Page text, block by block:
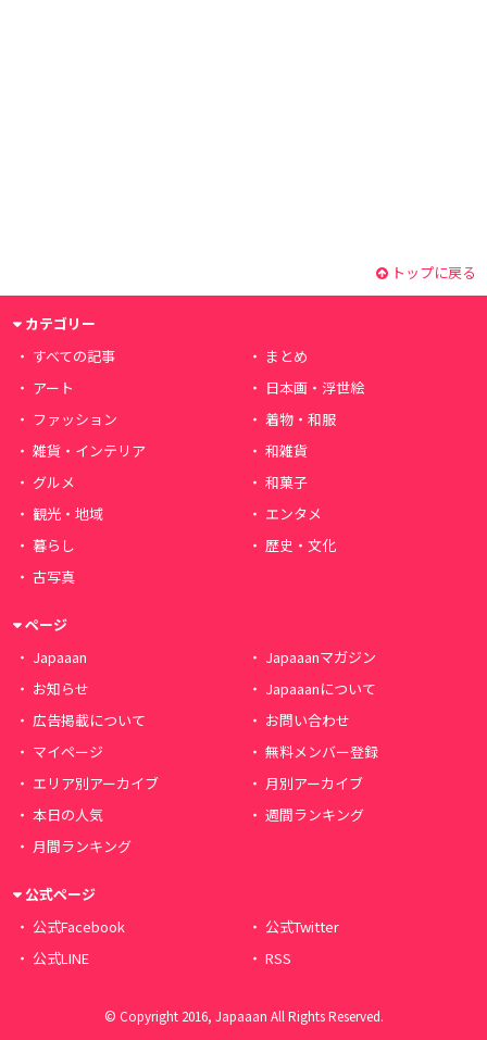
トップに戻る
カテゴリー
すべての記事
まとめ
アート
日本画・浮世絵
ファッション
着物・和服
雑貨・インテリア
和雑貨
グルメ
和菓子
観光・地域
エンタメ
暮らし
歴史・文化
古写真
ページ
Japaaan
Japaaanマガジン
お知らせ
Japaaanについて
広告掲載について
お問い合わせ
マイページ
無料メンバー登録
エリア別アーカイブ
月別アーカイブ
本日の人気
週間ランキング
月間ランキング
公式ページ
公式Facebook
公式Twitter
公式LINE
RSS
© Copyright 2016, Japaaan All Rights Reserved.